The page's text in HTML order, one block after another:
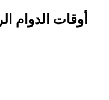
أوقات الدوام الرسمي من